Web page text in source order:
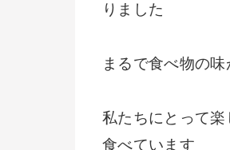
りました
まるで食べ物の
私たちにとって
食べています